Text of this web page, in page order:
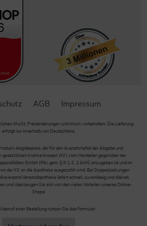
AGB Impressum
MwSt. Preisänderungen und Irrtum vorbehalten. Die Lieferung
erfolgt nur innerhalb von Deutschland.
Abgabepreis, der für den Ausnahmefall der Abgabe und
gesetzlichen Krankenkassen (KK) vom Hersteller gegenüber der
GmbH (IFA) gem. § III 1, S. 2 AMG anzugeben ist und im
der KK an die Apotheke ausgezahlt wird. Bei Doppelpackungen
Versandapotheke liefert schnell, zuverlässig und diskret.
und überzeugen Sie sich von den vielen Vorteilen unseres Online-
Shops!
einer Bestellung nutzen Sie das Formular: